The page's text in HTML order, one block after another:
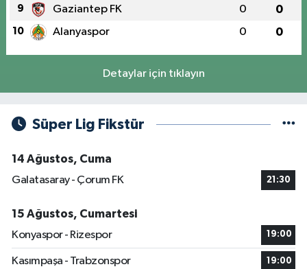
9 Gaziantep FK 0 0
10 Alanyaspor 0 0
Detaylar için tıklayın
Süper Lig Fikstür
14 Ağustos, Cuma
Galatasaray - Çorum FK
21:30
15 Ağustos, Cumartesi
Konyaspor - Rizespor
19:00
Kasımpaşa - Trabzonspor 19:00